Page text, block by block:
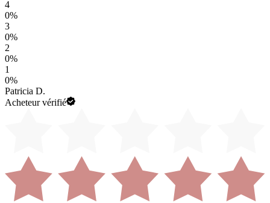
4
0%
3
0%
2
0%
1
0%
Patricia D.
Acheteur vérifié